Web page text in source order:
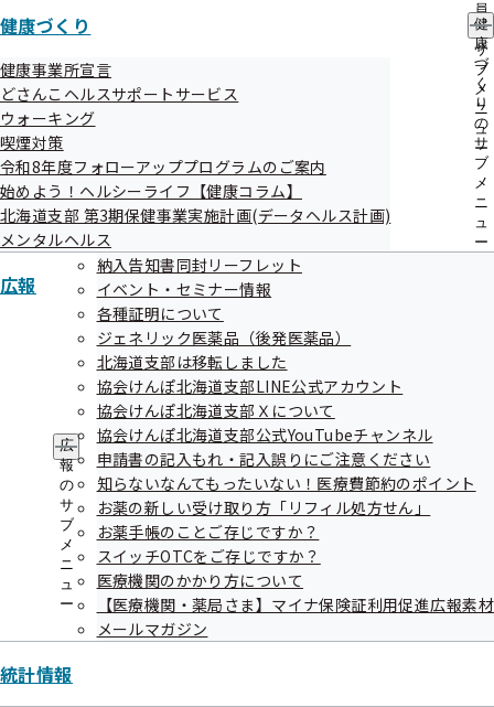
員
の
サ
ブ
メ
ニ
ュ
ー
健康づくり
健
康
づ
く
り
の
サ
ブ
メ
ニ
ュ
ー
健康事業所宣言
どさんこヘルスサポートサービス
ウォーキング
喫煙対策
令和8年度フォローアッププログラムのご案内
始めよう！ヘルシーライフ【健康コラム】
北海道支部 第3期保健事業実施計画(データヘルス計画)
メンタルヘルス
広報
広
報
の
サ
ブ
メ
ニ
ュ
ー
納入告知書同封リーフレット
イベント・セミナー情報
各種証明について
ジェネリック医薬品（後発医薬品）
北海道支部は移転しました
協会けんぽ北海道支部LINE公式アカウント
協会けんぽ北海道支部Ｘについて
協会けんぽ北海道支部公式YouTubeチャンネル
申請書の記入もれ・記入誤りにご注意ください
知らないなんてもったいない！医療費節約のポイント
お薬の新しい受け取り方「リフィル処方せん」
お薬手帳のことご存じですか？
スイッチOTCをご存じですか？
医療機関のかかり方について
【医療機関・薬局さま】マイナ保険証利用促進広報素材
メールマガジン
統計情報
北海道支部加入者の各種データ
全体版【2026年3月作成】
（再掲）医療圏域毎のデータ
南渡島圏域
南檜山圏域
北渡島檜山圏域
札幌圏域
後志圏域
南空知圏域
中空知圏域
北空知圏域
西胆振圏域
東胆振圏域